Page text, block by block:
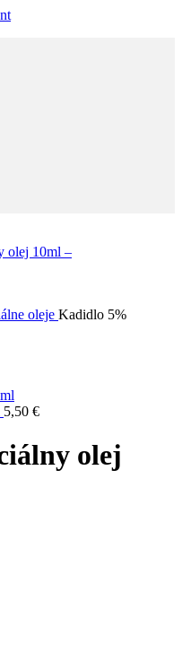
oleje Kadidlo 5%
5,50 €
olej